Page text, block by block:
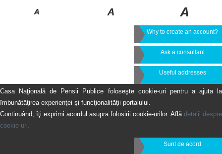
Why to create an account?
Ask a consultant
Useful addresses
Casa Naţională de Pensii Publice foloseşte cookie-uri pentru a ajuta la
îmbunătăţirea experienţei şi funcţionalităţii portalului.
Continuând, îţi exprimi acordul asupra folosirii cookie-urilor. Află detalii despre
cookie-uri.
Sunt de acord